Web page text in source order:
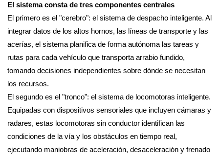
El sistema consta de tres componentes centrales
El primero es el "cerebro": el sistema de despacho inteligente. Al
integrar datos de los altos hornos, las líneas de transporte y las
acerías, el sistema planifica de forma autónoma las tareas y
rutas para cada vehículo que transporta arrabio fundido,
tomando decisiones independientes sobre dónde se necesitan
los recursos.
El segundo es el "tronco": el sistema de locomotoras inteligente.
Equipadas con dispositivos sensoriales que incluyen cámaras y
radares, estas locomotoras sin conductor identifican las
condiciones de la vía y los obstáculos en tiempo real,
ejecutando maniobras de aceleración, desaceleración y frenado